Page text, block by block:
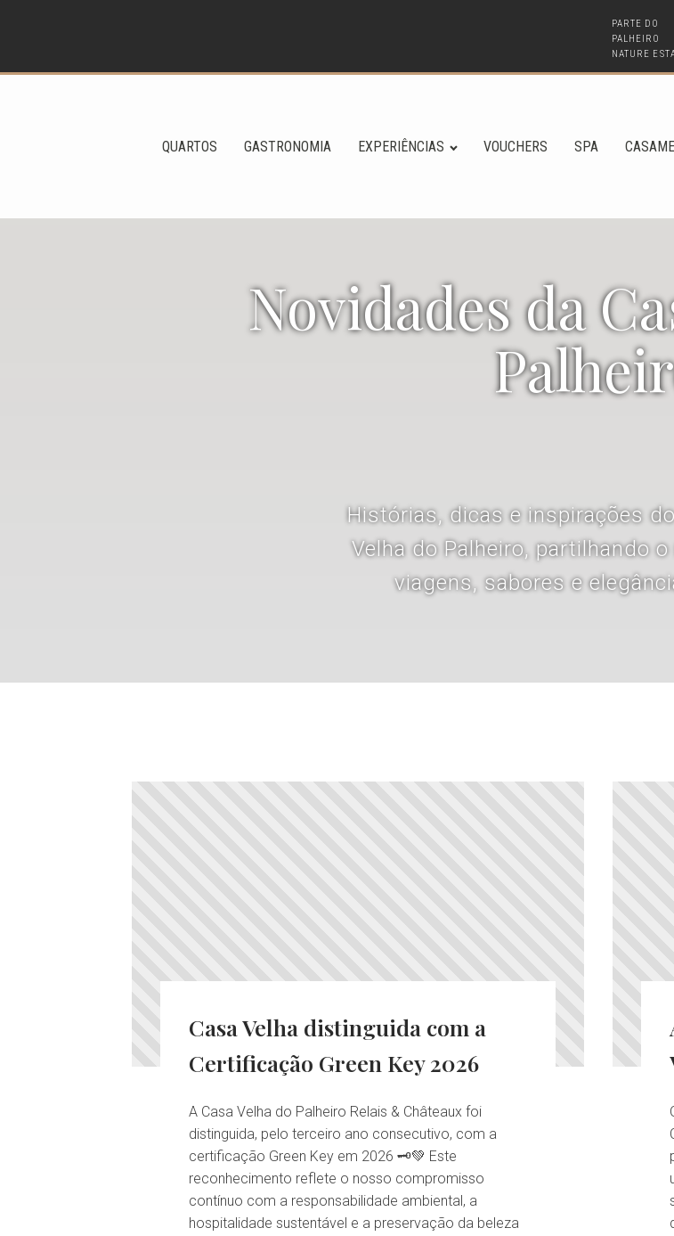
PARTE DO
PALHEIRO
NATURE
QUARTOS GASTRONOMIA EXPERIÊNCIAS VOUCHERS SPA
Novidades da
Histórias, dicas e inspirações
Velha do Palheiro, partilhando
viagens, sabores e
Casa Velha distinguida com a
Certificação Green Key 2026
A Casa Velha do Palheiro Relais & Châteaux foi
distinguida, pelo terceiro ano consecutivo, com a
certificação Green Key em 2026 🗝️💚 Este
reconhecimento reflete o nosso compromisso
contínuo com a responsabilidade ambiental, a
hospitalidade sustentável e a preservação da beleza